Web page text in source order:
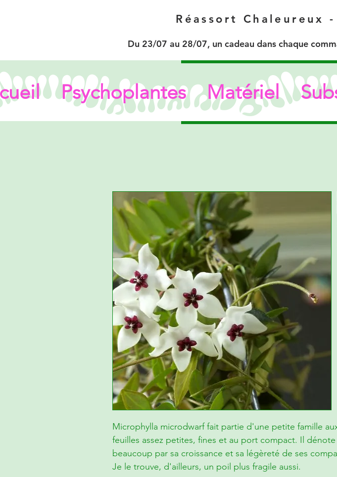
Réassort Chaleureux
Du 23/07 au 28/07, un cadeau dans chaque
Psychoplantes Matériel
Microphylla microdwarffait partie d'une petite famille
feuilles assez petites, fines et au port compact. Il dénote
beaucoup par sa croissance et sa légèreté de ses
Je le trouve, d'ailleurs, un poil plus fragile aussi.